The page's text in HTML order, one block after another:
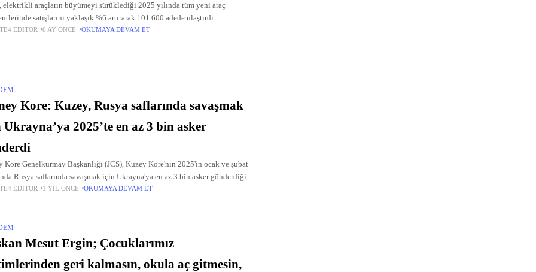
elektrikli araçların büyümeyi sürüklediği 2025 yılında tüm yeni araç
satışlarını yaklaşık %6 artırarak 101.600 adede ulaştırdı.
EDITÖR 6 AY ÖNCE OKUMAYA DEVAM ET
Kore: Kuzey, Rusya saflarında savaşmak
2025’te en az 3 bin asker
Kore Genelkurmay Başkanlığı (JCS), Kuzey Kore'nin 2025'in ocak ve şubat
Rusya saflarında savaşmak için Ukrayna'ya en az 3 bin asker gönderdiğini
Yonhap'ın haberine göre, basındaki Kuzey'in 2025'te
EDITÖR 1 YIL ÖNCE OKUMAYA DEVAM ET
Mesut Ergin; Çocuklarımız
geri kalmasın, okula aç gitmesin,